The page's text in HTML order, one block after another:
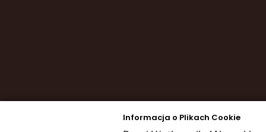
Informacja o Plikach Cookie